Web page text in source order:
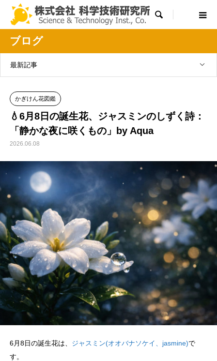

ブログ
最新記事
かぎけん花図鑑
💧6月8日の誕生花、ジャスミンのしずく詩：
「静かな夜に咲くもの」by Aqua
2026.06.08
6月8日の誕生花は、 ジャスミン(オオバナソケイ、jasmine)で
す。